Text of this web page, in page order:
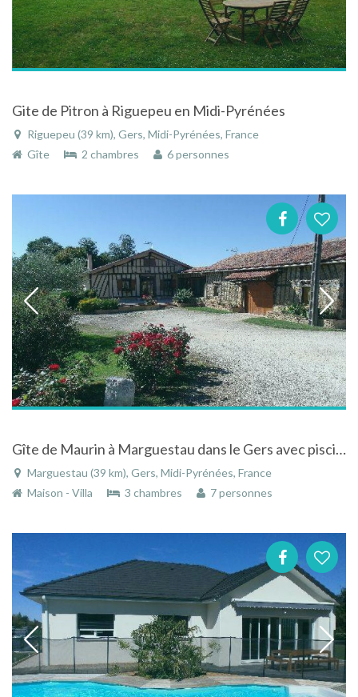
Gite de Pitron à Riguepeu en Midi-Pyrénées
Riguepeu (39 km), Gers, Midi-Pyrénées, France
Gîte
2 chambres 6 personnes
Gîte de Maurin à Marguestau dans le Gers avec piscine
Marguestau (39 km), Gers, Midi-Pyrénées, France
Maison - Villa
3 chambres 7 personnes